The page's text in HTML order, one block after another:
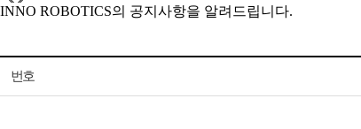
INNO ROBOTICS의 공지사항을 알려드립니다.
번호